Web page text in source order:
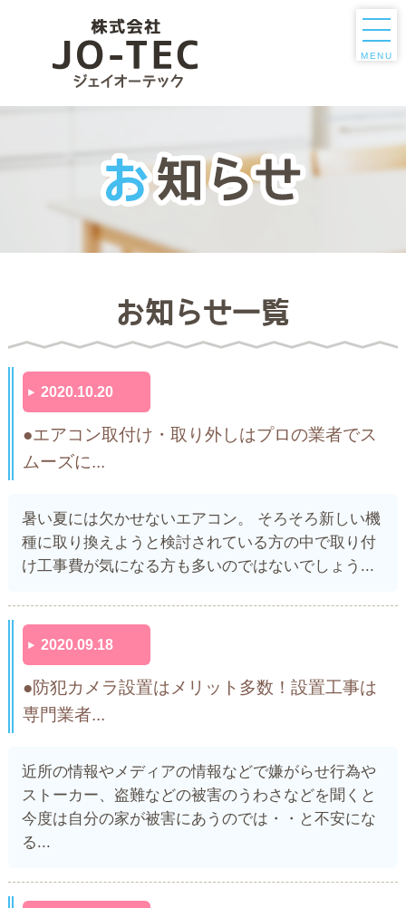
MENU
お知らせ一覧
2020.10.20
●エアコン取付け・取り外しはプロの業者でス
ムーズに...
暑い夏には欠かせないエアコン。 そろそろ新しい機
種に取り換えようと検討されている方の中で取り付
け工事費が気になる方も多いのではないでしょう...
2020.09.18
●防犯カメラ設置はメリット多数！設置工事は
専門業者...
近所の情報やメディアの情報などで嫌がらせ行為や
ストーカー、盗難などの被害のうわさなどを聞くと
今度は自分の家が被害にあうのでは・・と不安にな
る...